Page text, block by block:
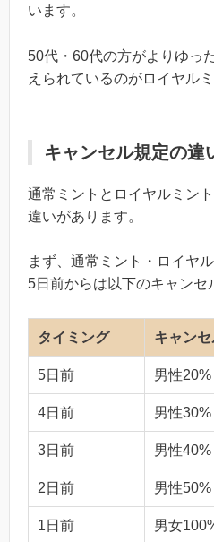
います。
50代・60代の方がよりゆっ
えられているのがロイヤル
キャンセル規定の違
通常ミントとロイヤルミン
違いがあります。
まず、通常ミント・ロイヤ
5日前からは以下のキャンセ
タイミング キャン
5日前 男性
4日前 男性
3日前 男性
2日前 男性
1日前 男女